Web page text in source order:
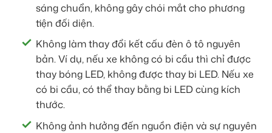
sáng chuẩn, không gây chói mắt cho phương
tiện đối diện.
Không làm thay đổi kết cấu đèn ô tô nguyên
bản. Ví dụ, nếu xe không có bi cầu thì chỉ được
thay bóng LED, không được thay bi LED. Nếu xe
có bi cầu, có thể thay bằng bi LED cùng kích
thước.
Không ảnh hưởng đến nguồn điện và sự nguyên